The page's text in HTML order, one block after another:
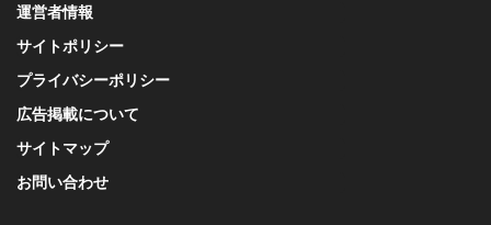
運営者情報
サイトポリシー
プライバシーポリシー
広告掲載について
サイトマップ
お問い合わせ